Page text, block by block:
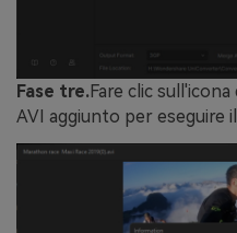
Fase tre.Fare clic
AVI aggiunto per eseguire